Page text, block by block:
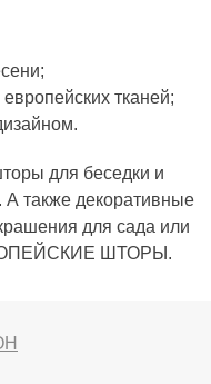
тканей;
для беседки и
А также декоративные
для сада или
ШТОРЫ.